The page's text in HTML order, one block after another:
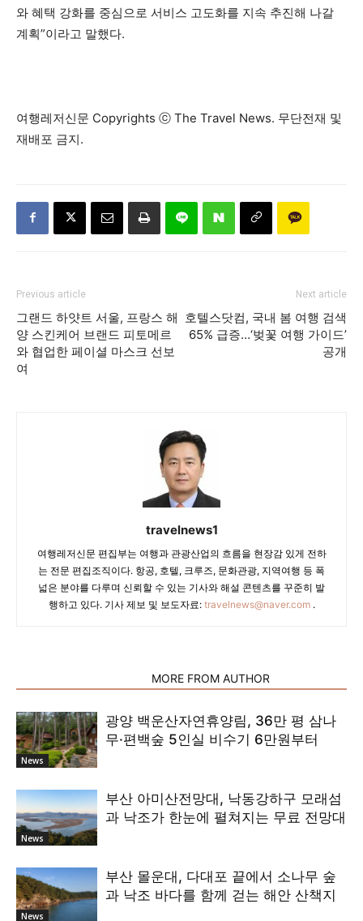
와 혜택 강화를 중심으로 서비스 고도화를 지속 추진해 나갈
계획”이라고 말했다.
여행레저신문 Copyrights ⓒ The Travel News. 무단전재 및
재배포 금지.
Previous article
그랜드 하얏트 서울, 프랑스 해
양 스킨케어 브랜드 피토메르
와 협업한 페이셜 마스크 선보
여
Next article
호텔스닷컴, 국내 봄 여행 검색
65% 급증…‘벚꽃 여행 가이드’
공개
travelnews1
여행레저신문 편집부는 여행과 관광산업의 흐름을 현장감 있게 전하
는 전문 편집조직이다. 항공, 호텔, 크루즈, 문화관광, 지역여행 등 폭
넓은 분야를 다루며 신뢰할 수 있는 기사와 해설 콘텐츠를 꾸준히 발
행하고 있다. 기사 제보 및 보도자료: travelnews@naver.com.
MORE FROM AUTHOR
News
광양 백운산자연휴양림, 36만 평 삼나
무·편백숲 5인실 비수기 6만원부터
News
부산 아미산전망대, 낙동강하구 모래섬
과 낙조가 한눈에 펼쳐지는 무료 전망대
News
부산 몰운대, 다대포 끝에서 소나무 숲
과 낙조 바다를 함께 걷는 해안 산책지